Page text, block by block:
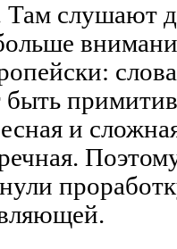
Там слушают
быть
и